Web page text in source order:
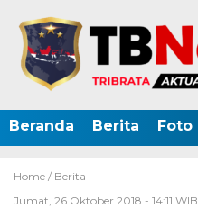
Beranda Berita Foto
Home / Berita
Jumat, 26 Oktober 2018 - 14:11 WIB